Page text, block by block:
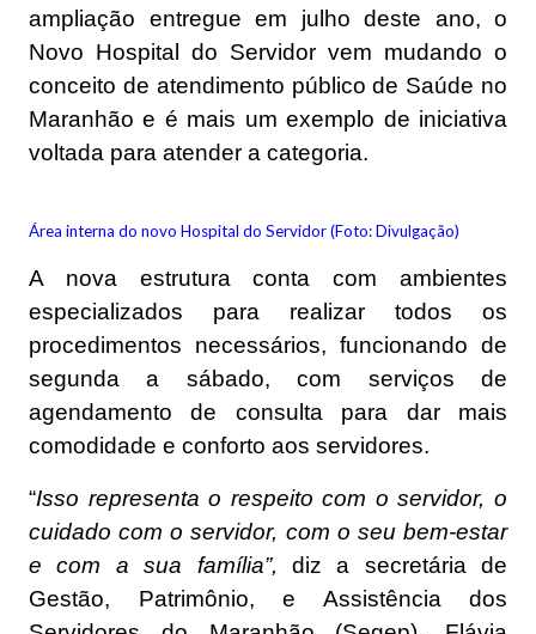
ampliação entregue em julho deste ano, o
Novo Hospital do Servidor vem mudando o
conceito de atendimento público de Saúde no
Maranhão e é mais um exemplo de iniciativa
voltada para atender a categoria.
Área interna do novo Hospital do Servidor (Foto: Divulgação)
A nova estrutura conta com ambientes
especializados para realizar todos os
procedimentos necessários, funcionando de
segunda a sábado, com serviços de
agendamento de consulta para dar mais
comodidade e conforto aos servidores.
“Isso representa o respeito com o servidor, o
cuidado com o servidor, com o seu bem-estar
e com a sua família”, diz a secretária de
Gestão, Patrimônio, e Assistência dos